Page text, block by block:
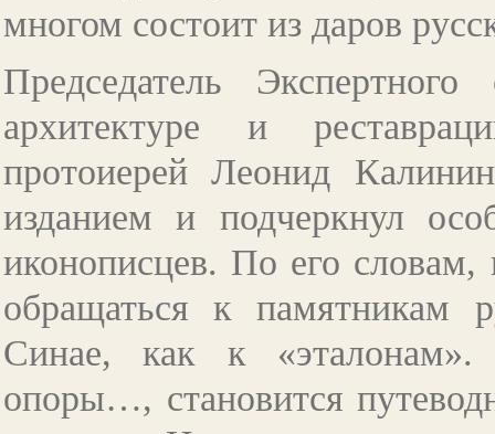
многом состоит из даров
Председатель
архитектуре и
протоиерей Леонид
изданием и подчеркнул
иконописцев. По его словам,
обращаться к памятникам
Синае, как к «эталонам».
опоры…, становится